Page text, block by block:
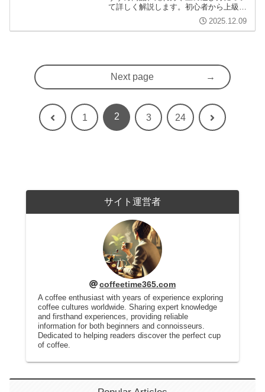
て詳しく解説します。初心者から上級者
まで楽しめる内容で、夏にぴったりの美
味しいコーヒーを楽しむためのヒントが
2025.12.09
Next page
Previous1 2 3 24 Next
サイト運営者
coffeetime365.com
A coffee enthusiast with years of experience exploring
coffee cultures worldwide. Sharing expert knowledge
and firsthand experiences, providing reliable
information for both beginners and connoisseurs.
Dedicated to helping readers discover the perfect cup
of coffee.